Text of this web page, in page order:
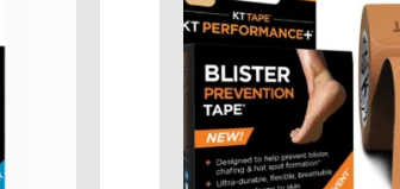
выбрать
на
странице
товара.